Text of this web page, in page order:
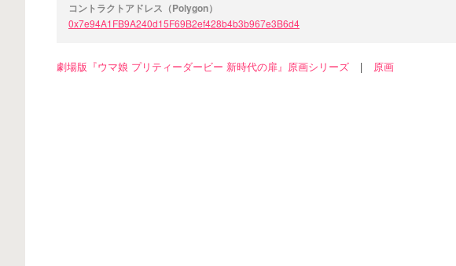
コントラクトアドレス（Polygon）
0x7e94A1FB9A240d15F69B2ef428b4b3b967e3B6d4
劇場版『ウマ娘 プリティーダービー 新時代の扉』原画シリーズ | 原画